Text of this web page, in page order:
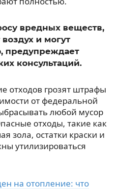
вредных веществ,
и могут
предупреждает
консультаций.
отходов грозят штрафы
от федеральной
любой мусор
отходы, такие как
зола, остатки краски и
утилизироваться
на отопление: что